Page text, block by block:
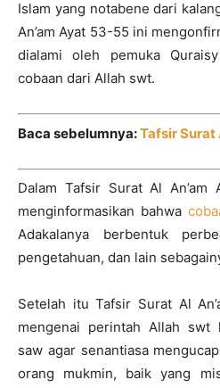
Islam yang notabene dari
An’am Ayat 53-55 ini
dialami oleh pemuka
cobaan dari Allah swt.
Baca sebelumnya:Tafsir Surat
Dalam Tafsir Surat Al
menginformasikan bahwa
Adakalanya berbentuk
pengetahuan, dan lain
Setelah itu Tafsir Surat Al
mengenai perintah Allah swt
saw agar senantiasa
orang mukmin, baik yang